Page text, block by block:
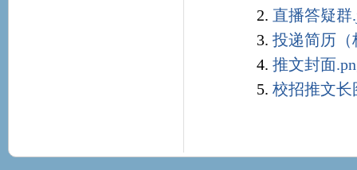
直播答疑群
投递简历（
推文封面
校招推文长